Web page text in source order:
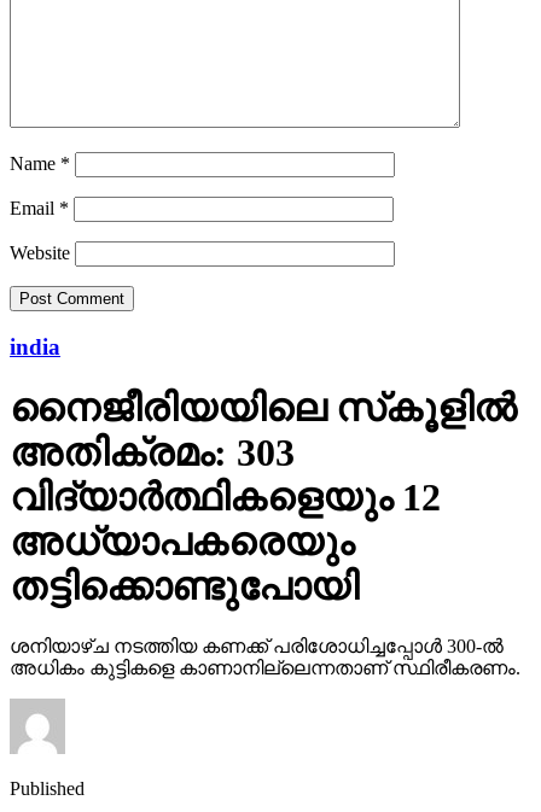
Name *
Email *
Website
india
നൈജീരിയയിലെ സ്‌കൂളില്‍
അതിക്രമം: 303
വിദ്യാര്‍ത്ഥികളെയും 12
അധ്യാപകരെയും
തട്ടിക്കൊണ്ടുപോയി
ശനിയാഴ്ച നടത്തിയ കണക്ക് പരിശോധിച്ചപ്പോള്‍ 300-ല്‍
അധികം കുട്ടികളെ കാണാനില്ലെന്നതാണ് സ്ഥിരീകരണം.
Published